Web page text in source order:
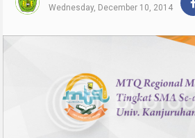
Wednesday, December 10, 2014